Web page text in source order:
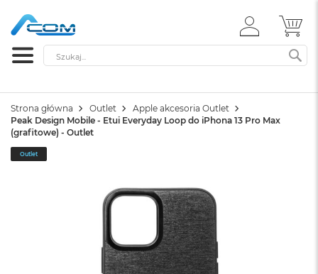
ZALOGUJ
SIĘ
Szukaj
Strona główna Outlet
Apple akcesoria Outlet
Peak Design Mobile - Etui Everyday Loop do iPhona 13 Pro Max
(grafitowe) - Outlet
Outlet